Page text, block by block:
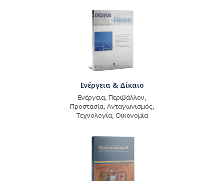
Ενέργεια & Δίκαιο
Ενέργεια, Περιβάλλον,
Προστασία, Ανταγωνισμός,
Τεχνολογία, Οικονομία